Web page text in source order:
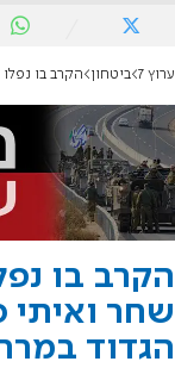
ערוץ 7 ביטחון הקרב בו נפלו
הקרב בו
שחר ואיתי
הגדוד